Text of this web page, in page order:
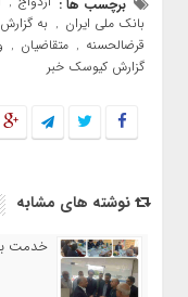
برچسب ها :
بانک ملی ایران , به
قرضالحسنه , متقاضیان ,
گزارش کیوسک خبر
نوشته های مشابه
خدمت